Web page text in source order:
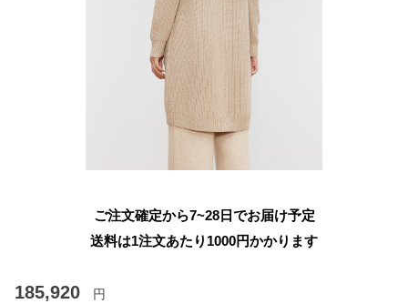
ご注文確定から7~28日でお届け予定
送料は1注文あたり 1000円かかります
185,920 円